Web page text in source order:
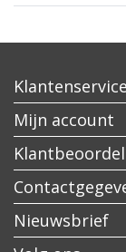
Klantenservice
Mijn account
Nieuwsbrief